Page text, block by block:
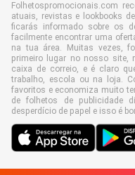
Folhetospromocionais.com
atuais, revistas e lookbooks
ficarás informado sobre os
facilmente encontrar uma
na tua área. Muitas vezes,
primeiro lugar no nosso site,
caixa de correio, e é claro
trabalho, escola ou na loja.
favoritos e economiza muito
de folhetos de publicidade
desperdício de papel e isso é